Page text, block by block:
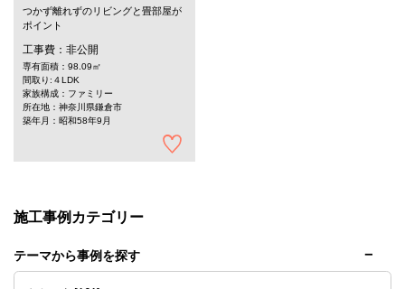
施工事例カテゴリー
テーマから事例を探す
つかず離れずのリビングと畳部屋が
ポイント
工事費：非公開
専有面積：98.09㎡
間取り:４LDK
家族構成：ファミリー
所在地：神奈川県鎌倉市
築年月：昭和58年9月